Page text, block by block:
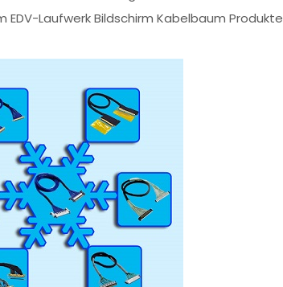
Laufwerk Bildschirm Kabelbaum Produkte